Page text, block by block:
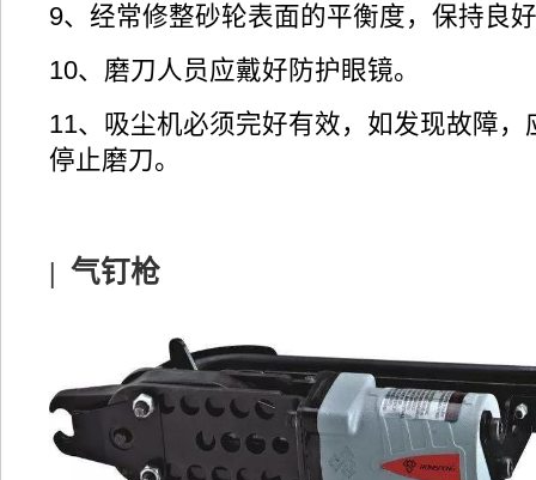
9、经常修整砂轮表面的平衡度，保持良
10、磨刀人员应戴好防护眼镜。
11、吸尘机必须完好有效，如发现故障，
停止磨刀。
| 气钉枪